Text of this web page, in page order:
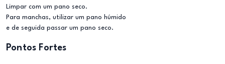
Limpar com um pano seco.
Para manchas, utilizar um pano húmido
e de seguida passar um pano seco.
Pontos Fortes